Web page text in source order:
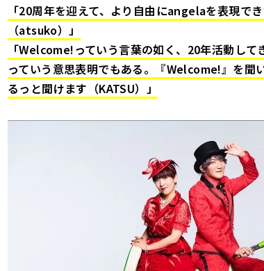
「20周年を迎えて、より自由にangelaを表現で
（atsuko）」
「Welcome!っていう言葉の如く、20年活動し
っていう意思表明でもある。『Welcome!』を
るっと聞けます（KATSU）」